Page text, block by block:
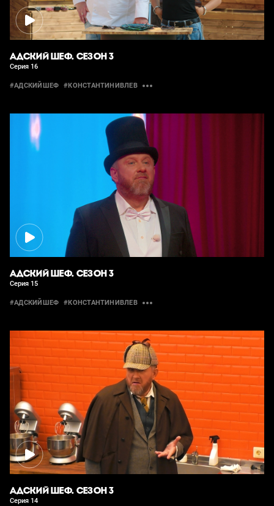
АДСКИЙ ШЕФ. СЕЗОН 3
Серия 16
#АДСКИЙШЕФ #КОНСТАНТИНИВЛЕВ
АДСКИЙ ШЕФ. СЕЗОН 3
Серия 15
#АДСКИЙШЕФ #КОНСТАНТИНИВЛЕВ
АДСКИЙ ШЕФ. СЕЗОН 3
Серия 14